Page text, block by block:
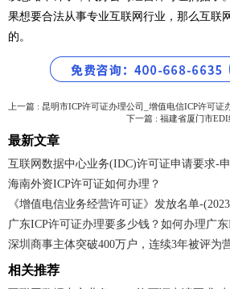
果想要合法从事专业互联网行业，那么互联
的。
上一篇 : 昆明市ICP许可证办理公司_增值电信ICP许可证
下一篇 : 福建省厦门市
最新文章
海南外资ICP许可证如何办理？
《增值电信业务经营许可证》发放名单-
广东ICP许可证办理要多少钱？如何办理广
深圳商事主体突破400万户，连续3年被评为
相关推荐